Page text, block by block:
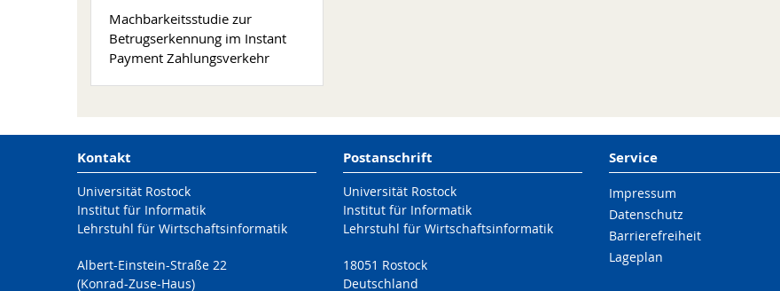
Machbarkeitsstudie zur
Betrugserkennung im Instant
Payment Zahlungsverkehr
Kontakt
Universität Rostock
Institut für Informatik
Lehrstuhl für Wirtschaftsinformatik
Albert-Einstein-Straße 22
(Konrad-Zuse-Haus)
Postanschrift
Universität Rostock
Institut für Informatik
Lehrstuhl für Wirtschaftsinformatik
18051 Rostock
Deutschland
Service
Impressum
Datenschutz
Barrierefreiheit
Lageplan